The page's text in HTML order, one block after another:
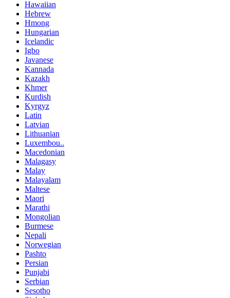
Hawaiian
Hebrew
Hmong
Hungarian
Icelandic
Igbo
Javanese
Kannada
Kazakh
Khmer
Kurdish
Kyrgyz
Latin
Latvian
Lithuanian
Luxembou..
Macedonian
Malagasy
Malay
Malayalam
Maltese
Maori
Marathi
Mongolian
Burmese
Nepali
Norwegian
Pashto
Persian
Punjabi
Serbian
Sesotho